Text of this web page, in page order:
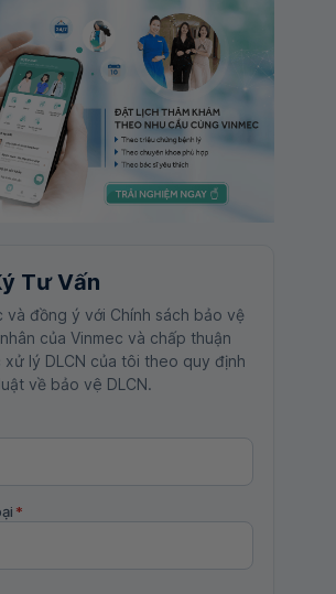
Tư Vấn
và đồng ý với Chính sách bảo vệ
của Vinmec và chấp thuận
xử lý DLCN của tôi theo quy định
về bảo vệ DLCN.
*